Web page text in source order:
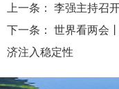
上一条：
李强主持召
下一条：
世界看两会
济注入稳定性